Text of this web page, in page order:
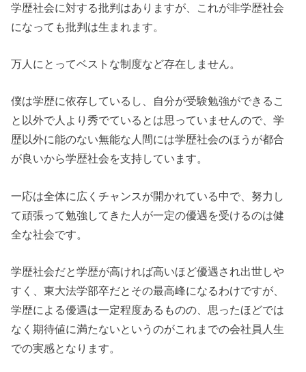
学歴社会に対する批判はありますが、これが非学歴社会
になっても批判は生まれます。
万人にとってベストな制度など存在しません。
僕は学歴に依存しているし、自分が受験勉強ができるこ
と以外で人より秀でているとは思っていませんので、学
歴以外に能のない無能な人間には学歴社会のほうが都合
が良いから学歴社会を支持しています。
一応は全体に広くチャンスが開かれている中で、努力し
て頑張って勉強してきた人が一定の優遇を受けるのは健
全な社会です。
学歴社会だと学歴が高ければ高いほど優遇され出世しや
すく、東大法学部卒だとその最高峰になるわけですが、
学歴による優遇は一定程度あるものの、思ったほどでは
なく期待値に満たないというのがこれまでの会社員人生
での実感となります。